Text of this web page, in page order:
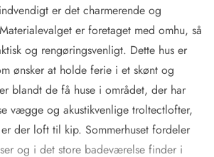
er det charmerende og
er foretaget med omhu, så
og rengøringsvenligt. Dette hus er
ønsker at holde ferie i et skønt og
blandt de få huse i området, der har
vægge og akustikvenlige troltectlofter,
der loft til kip. Sommerhuset fordeler
og i det store badeværelse finder i